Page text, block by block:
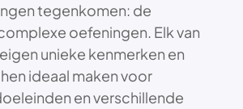
tegenkomen: de
oefeningen. Elk van
unieke kenmerken en
ideaal maken voor
en verschillende